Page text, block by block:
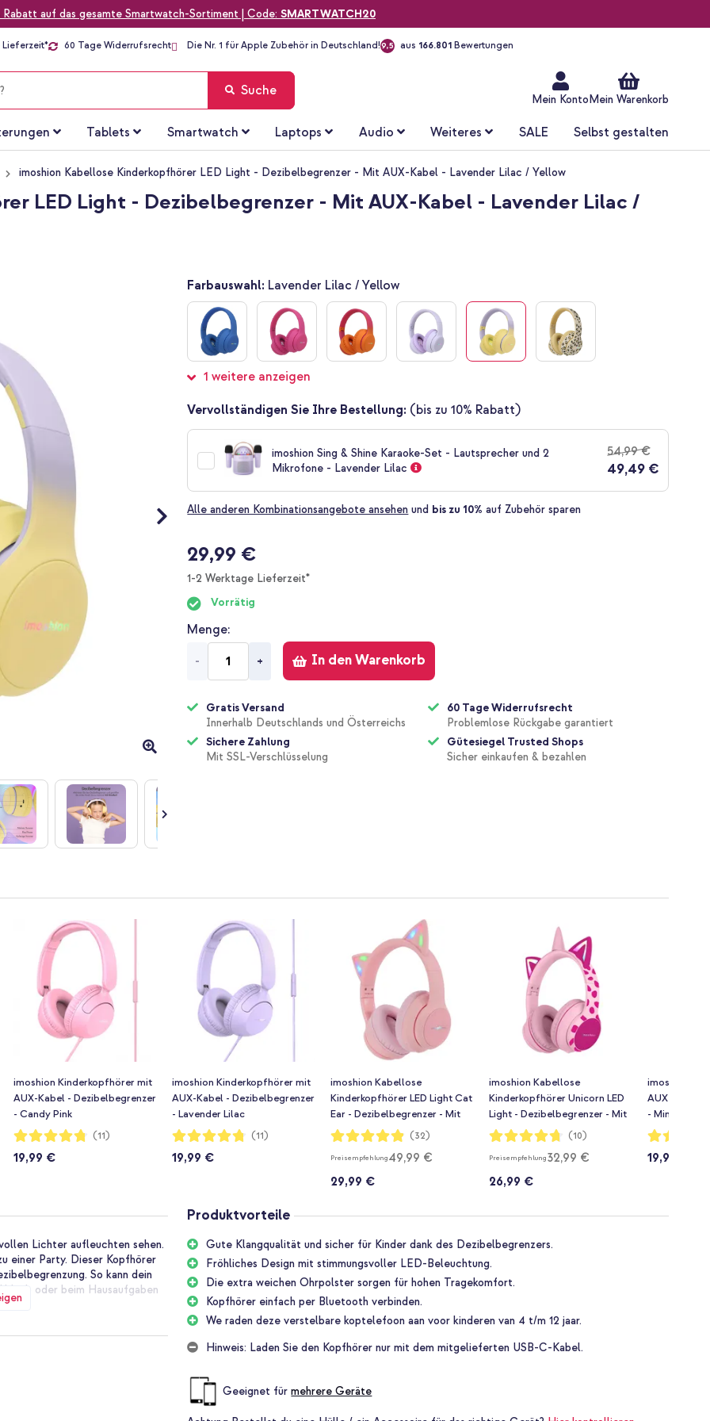
Rabatt auf das gesamte Smartwatch-Sortiment | Code: SMARTWATCH20
Lieferzeit* 60 Tage Widerrufsrecht Die Nr. 1 für Apple Zubehör in Deutschland!9,5 aus 166.801 Bewertungen
Mein Konto Mein Warenkorb
Suche
Tablets Smartwatch Laptops Audio Weiteres SALE Selbst gestalten
imoshion Kabellose Kinderkopfhörer LED Light - Dezibelbegrenzer - Mit AUX-Kabel - Lavender Lilac / Yellow
LED Light - Dezibelbegrenzer - Mit AUX-Kabel - Lavender Lilac /
Farbauswahl: Lavender Lilac / Yellow
1 weitere anzeigen
Vervollständigen Sie Ihre Bestellung: (bis zu 10% Rabatt)
imoshion Sing & Shine Karaoke-Set - Lautsprecher und 2
Mikrofone - Lavender Lilac
54,99 €
49,49 €
Alle anderen Kombinationsangebote ansehen und bis zu 10% auf Zubehör sparen
29,99 €
1-2 Werktage Lieferzeit*
Vorrätig
Menge
- + In den Warenkorb
Gratis Versand
Innerhalb Deutschlands und Österreichs
Sichere Zahlung
Mit SSL-Verschlüsselung
60 Tage Widerrufsrecht
Problemlose Rückgabe garantiert
Gütesiegel Trusted Shops
Sicher einkaufen & bezahlen
imoshion Kinderkopfhörer mit
AUX-Kabel - Dezibelbegrenzer
- Candy Pink
Bewertung:
95%
(11)
19,99 €
imoshion Kinderkopfhörer mit
AUX-Kabel - Dezibelbegrenzer
- Lavender Lilac
Bewertung:
95%
(11)
19,99 €
imoshion Kabellose
Kinderkopfhörer LED Light Cat
Ear - Dezibelbegrenzer - Mit
AUX-Kabel - Rosa
Bewertung:
97%
(32)
Preisempfehlung49,99 €
29,99 €
imoshion Kabellose
Kinderkopfhörer Unicorn LED
Light - Dezibelbegrenzer - Mit
AUX-Kabel - Pink / Hot Pink
Bewertung:
94%
(10)
Preisempfehlung32,99 €
26,99 €
imoshion
AUX-Kabel -
- Mint Green
Bewertung:
95%
19,99 €
Lichter aufleuchten sehen.
einer Party. Dieser Kopfhörer
So kann dein
oder beim Hausaufgaben
alles gut zu hören. Die
regeln.
Produktvorteile
Gute Klangqualität und sicher für Kinder dank des Dezibelbegrenzers.
Fröhliches Design mit stimmungsvoller LED-Beleuchtung.
Die extra weichen Ohrpolster sorgen für hohen Tragekomfort.
Kopfhörer einfach per Bluetooth verbinden.
We raden deze verstelbare koptelefoon aan voor kinderen van 4 t/m 12 jaar.
Hinweis: Laden Sie den Kopfhörer nur mit dem mitgelieferten USB-C-Kabel.
Geeignet fürmehrere Geräte